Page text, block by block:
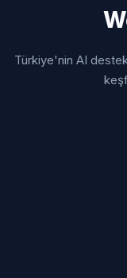
Türkiye'nin AI